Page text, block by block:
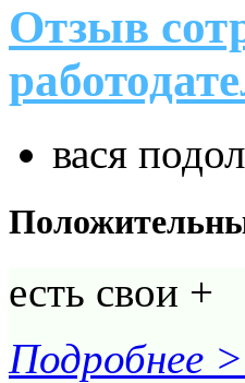
Отзыв
вася
есть свои +
Подробнее